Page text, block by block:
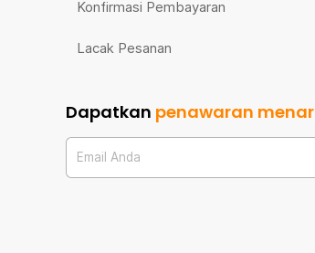
Konfirmasi Pembayaran
Lacak Pesanan
Dapatkan penawaran
Email Anda